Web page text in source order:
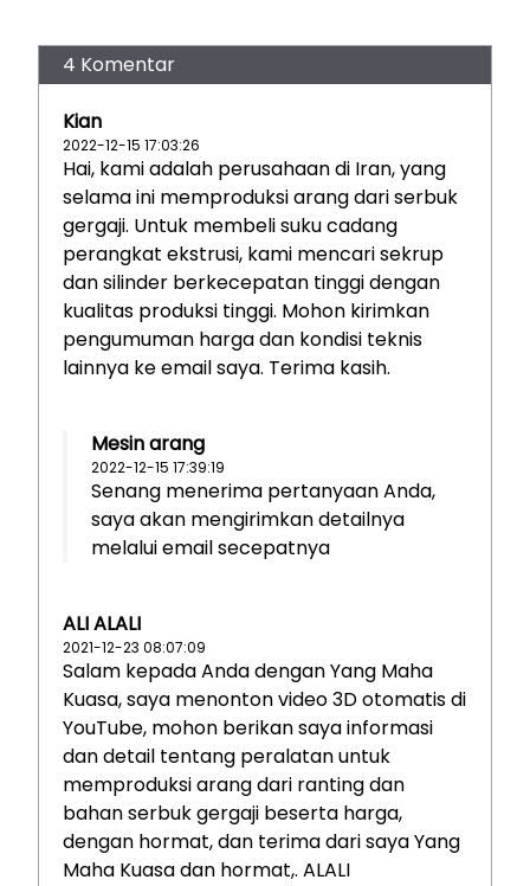
4 Komentar
Kian
2022-12-15 17:03:26
Hai, kami adalah perusahaan di Iran, yang
selama ini memproduksi arang dari serbuk
gergaji. Untuk membeli suku cadang
perangkat ekstrusi, kami mencari sekrup
dan silinder berkecepatan tinggi dengan
kualitas produksi tinggi. Mohon kirimkan
pengumuman harga dan kondisi teknis
lainnya ke email saya. Terima kasih.
Mesin arang
2022-12-15 17:39:19
Senang menerima pertanyaan Anda,
saya akan mengirimkan detailnya
melalui email secepatnya
ALI ALALI
2021-12-23 08:07:09
Salam kepada Anda dengan Yang Maha
Kuasa, saya menonton video 3D otomatis di
YouTube, mohon berikan saya informasi
dan detail tentang peralatan untuk
memproduksi arang dari ranting dan
bahan serbuk gergaji beserta harga,
dengan hormat, dan terima dari saya Yang
Maha Kuasa dan hormat,. ALALI